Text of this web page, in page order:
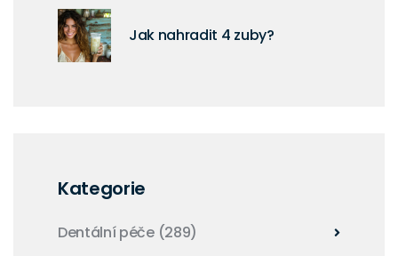
Jak nahradit 4 zuby?
Kategorie
Dentální péče (289)